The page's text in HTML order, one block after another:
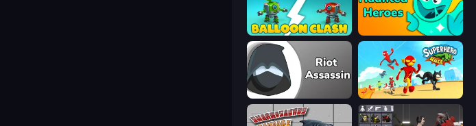
Balloon Clash Haunted Heroes
Riot Assassin Superhero Race!